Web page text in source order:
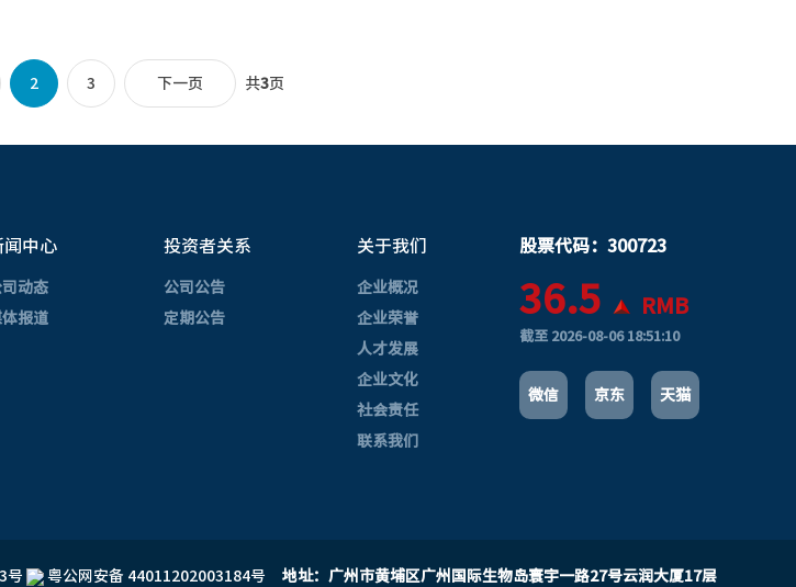
2 3 下一页 共3页
闻中心
司动态
报道
投资者关系
公司公告
定期公告
关于我们
企业概况
企业荣誉
人才发展
企业文化
社会责任
联系我们
股票代码：300723
36.5 RMB
截至 2026-08-06 18:51:10
微信 京东 天猫
号 粤公网安备 44011202003184号 地址：广州市黄埔区广州国际生物岛寰宇一路27号云润大厦17层